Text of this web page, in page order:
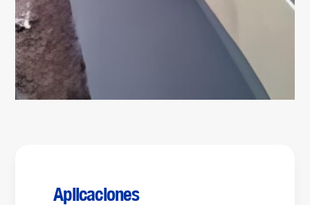
Aplicaciones